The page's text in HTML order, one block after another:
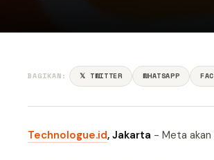
BAGIKAN: 𝕏 TWITTER WHATSAPP
Technologue.id, Jakarta - Meta akan